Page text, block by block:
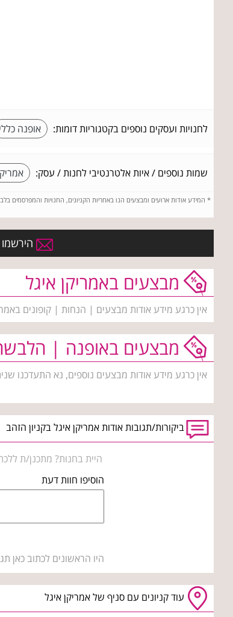
לחנויות ועסקים נוספים בקטגוריות דומות: אופנה כללי
שמות נוספים / איות אלטרנטיבי לחנות / עסק:
* המידע אודות ארועים ומבצעים הנו באחריות הקניונים, החנויות והמפרסמים
מבצעים באמריקן איגל
אין כרגע מידע אודות מבצעים | הנחות | קופונים
מבצעים באופנה |
אין כרגע מידע אודות מבצעים נוספים, נא התעדכנו
ביקורות/תגובות אודות אמריקן איגל בקניון הזהב
היית בחנות? מתכנן/ת
הוסיפו חוות דעת
היו הראשונים לכתוב כאן
עוד קניונים עם סניף של אמריקן איגל